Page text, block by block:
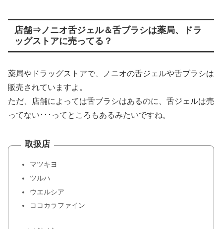
店舗⇒ノニオ舌ジェル＆舌ブラシは薬局、ドラ
ッグストアに売ってる？
薬局やドラッグストアで、ノニオの舌ジェルや舌ブラシは
販売されていますよ。
ただ、店舗によっては舌ブラシはあるのに、舌ジェルは売
ってない･･･ってところもあるみたいですね。
取扱店
マツキヨ
ツルハ
ウエルシア
ココカラファイン